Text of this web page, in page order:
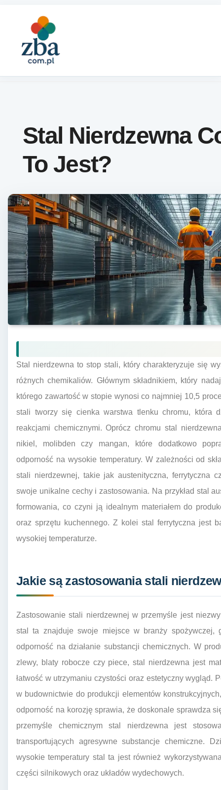
Stal Nierdzewna
To Jest?
Stal nierdzewna to stop stali, który charakteryzuje się
różnych chemikaliów. Głównym składnikiem, który
którego zawartość w stopie wynosi co najmniej 10,5
stali tworzy się cienka warstwa tlenku chromu, która
reakcjami chemicznymi. Oprócz chromu stal
nikiel, molibden czy mangan, które dodatkowo
odporność na wysokie temperatury. W zależności od
stali nierdzewnej, takie jak austenityczna, ferrytyczna
swoje unikalne cechy i zastosowania. Na przykład stal
formowania, co czyni ją idealnym materiałem do
oraz sprzętu kuchennego. Z kolei stal ferrytyczna jest
wysokiej temperaturze.
Jakie są zastosowania stali
Zastosowanie stali nierdzewnej w przemyśle jest
stal ta znajduje swoje miejsce w branży spożywczej,
odporność na działanie substancji chemicznych. W
zlewy, blaty robocze czy piece, stal nierdzewna jest
łatwość w utrzymaniu czystości oraz estetyczny wygląd.
w budownictwie do produkcji elementów
odporność na korozję sprawia, że doskonale sprawdza
przemyśle chemicznym stal nierdzewna jest
transportujących agresywne substancje chemiczne.
wysokie temperatury stal ta jest również
części silnikowych oraz układów wydechowych.